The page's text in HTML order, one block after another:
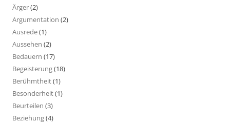
Ärger(2)
Argumentation (2)
Ausrede(1)
Aussehen (2)
Bedauern (17)
Begeisterung(18)
Berühmtheit(1)
Besonderheit(1)
Beurteilen (3)
Beziehung(4)